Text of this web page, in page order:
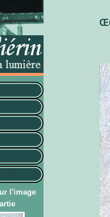
l'image